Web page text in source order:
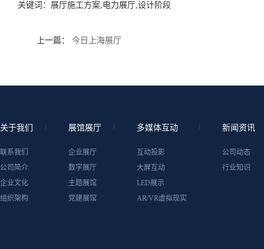
关键词： 展厅施工方案,电力展厅,设计阶段
上一篇： 今日上海展厅
关于我们
联系我们
公司简介
企业文化
组织架构
展馆展厅
企业展厅
数字展厅
主题展馆
党建展馆
多媒体互动
互动投影
大屏互动
LED展示
AR/VR虚拟现实
新闻资讯
公司动态
行业知识